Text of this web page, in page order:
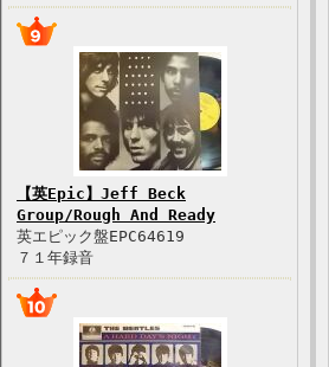
【英Epic】Jeff Beck
Group/Rough And Ready
英エピック盤EPC64619
７１年録音